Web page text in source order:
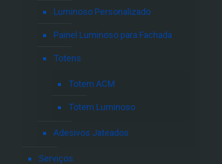
Luminoso Personalizado
Painel Luminoso para Fachada
Totens
Totem ACM
Totem Luminoso
Adesivos Jateados
Serviços